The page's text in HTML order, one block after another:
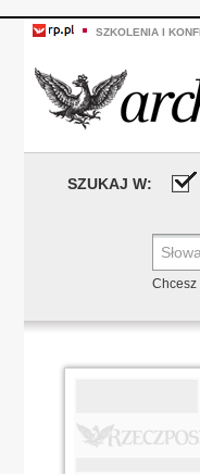
SZKOLENIA I
SZUKAJ W:
Chcesz